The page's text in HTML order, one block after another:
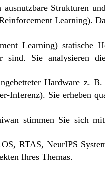
Strukturen
Learning).
Learning) statische
Sie analysieren
Hardware z.
Inferenz). Sie erheben
stimmen Sie sich
RTAS, NeurIPS
Ihres Themas.